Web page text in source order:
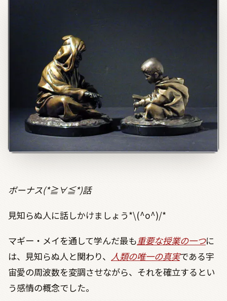
ボーナス(*≧∀≦*)話
見知らぬ人に話しかけましょう*\(^o^)/*
マギー・メイを通して学んだ最も重要な授業の一つに
は、見知らぬ人と関わり、 人類の唯一の真実である宇
宙愛の周波数を変調させながら、それを確立するとい
う感情の概念でした。